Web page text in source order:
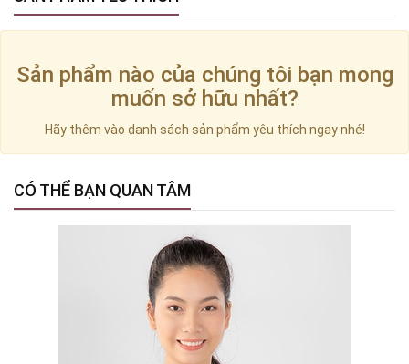
Sản phẩm nào của chúng tôi bạn mong
muốn sở hữu nhất?
Hãy thêm vào danh sách sản phẩm yêu thích ngay nhé!
CÓ THỂ BẠN QUAN TÂM